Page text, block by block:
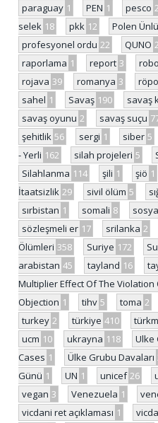
paraguay 1 PEN 1 pesco 2
selek 18 pkk 12 Polen Ünlü
profesyonel ordu 22 QUNO 2
raporlama 1 report 3
rojava 39 romanya 3
sahel 1 Savaş 190 savaş
savaş oyunu 2 savaş suçu
şehitlik 56 sergi 1 siber 5
- Yerli 162 silah projeleri 5
Silahlanma 114 şili 1 şiö 1
İtaatsizlik 29 sivil ölüm 5
sırbistan 1 somali 8
sözleşmeli er 17 srilanka 2
Ölümleri 358 Suriye 172
arabistan 45 tayland 16
Multiplier Effect Of The Violation
Objection 1 tihv 5 toma 2
turkey 2 türkiye 410
ucm 10 ukrayna 118 Ulke
Cases 1 Ülke Grubu Davaları
Günü 1 UN 1 unicef 26
vegan 3 Venezuela 1
vicdani ret açıklaması 1